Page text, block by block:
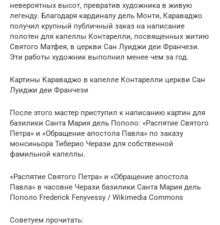
невероятных высот, превратив художника в живую
легенду. Благодаря кардиналу дель Монти, Караваджо
получил крупный публичный заказ на написание
полотен для капеллы Контарелли, посвященных житию
Святого Матфея, в церкви Сан Луиджи деи Франчези.
Эти работы художник выполнил менее чем за год.
Картины Караваджо в капелле Контарелли церкви Сан
Луиджи деи Франчези
После этого мастер приступил к написанию картин для
базилики Санта Мария дель Пополо: «Распятие Святого
Петра» и «Обращение апостола Павла» по заказу
монсиньора Тиберио Черази для собственной
фамильной капеллы.
«Распятие Святого Петра» и «Обращение апостола
Павла» в часовне Черази базилики Санта Мария дель
Пополо Frederick Fenyvessy / Wikimedia Commons
Советуем прочитать: